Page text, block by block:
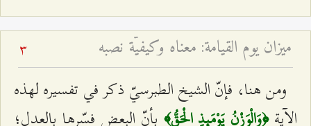
ميزان يوم القيامة: معناه وكيفيّة نصبه 3
ومن هنا، فإنّ الشيخ الطبرسيّ ذكر في تفسيره لهذه
الآية﴿وَالْوَزْنُ يَوْمَئِذٍ الْحَقُّ﴾بأنّ البعض فسّرها بالعدل؛